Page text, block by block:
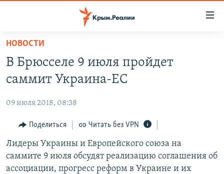
Вернуться
основному
содержанию
навигации
Вернутся
поиску
СПЕЦПРОЕКТЫ
КАРТА ВОЕННЫХ ОБЪЕКТОВ КРЫМА
11 ЛЕТ ОККУПАЦИИ КРЫМА. 11 ИСТОРИЙ СОПРОТИВЛЕНИЯ
ИСТОРИЯ
ЕЩЕ
ИНТЕРАКТИВ
РАДІО СВОБОДА
КАК ОБОЙТИ БЛОКИРОВКУ
НОВОСТИ
В Брюсселе 9 июля пройдет
саммит Украина-ЕС
09 июля 2018, 08:38
Поделиться Читать без VPN
Лидеры Украины и Европейского союза на
саммите 9 июля обсудят реализацию соглашения об
ассоциации, прогресс реформ в Украине и их